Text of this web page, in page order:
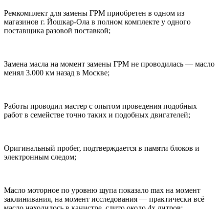
Ремкомплект для замены ГРМ приобретен в одном из
магазинов г. Йошкар-Ола в полном комплекте у одного
поставщика разовой поставкой;
Замена масла на момент замены ГРМ не проводилась — масло
менял 3.000 км назад в Москве;
Работы проводил мастер с опытом проведения подобных
работ в семействе точно таких и подобных двигателей;
Оригинальный пробег, подтверждается в памяти блоков и
электронным следом;
Масло моторное по уровню щупа показало max на момент
заклинивания, на момент исследования — практически всё